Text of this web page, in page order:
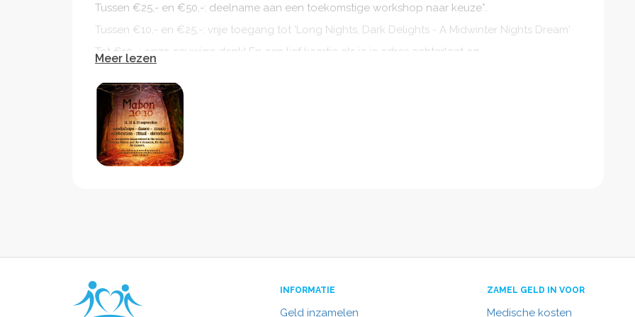
Tussen €25,- en €50,-: deelname aan een toekomstige workshop naar keuze*.
Tussen €10,- en €25,-: vrije toegang tot 'Long Nights, Dark Delights - A Midwinter Nights Dream'
Tot €10,-: onze eeuwige dank! En een lief kaartje als je je adres achterlaat op
longnightsdarkdelights@outlook.com.
En voel je uiteraard vrij om deze acties te delen met al je vrienden, familie en andere
dansminnende lieden in je leven!
*De workshops die gekozen kunnen worden zijn tijdens reeksen en workshopdagen die buiten de
Meer lezen
INFORMATIE
Geld inzamelen
ZAMEL GELD IN VOOR
Medische kosten